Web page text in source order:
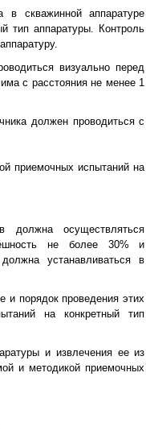
в скважинной аппаратуре
тип аппаратуры. Контроль
визуально перед
с расстояния не менее 1
должен проводиться с
приемочных испытаний на
должна осуществляться
не более 30% и
устанавливаться в
и порядок проведения этих
на конкретный тип
и извлечения ее из
и методикой приемочных